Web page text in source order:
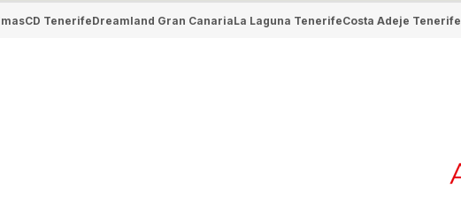
CD TenerifeDreamland Gran CanariaLa Laguna TenerifeCosta Adeje Tenerife